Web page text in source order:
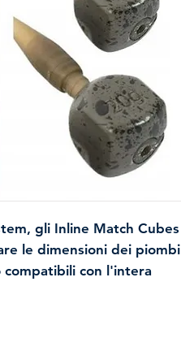
gli Inline Match Cubes
le dimensioni dei piombi
con l'intera